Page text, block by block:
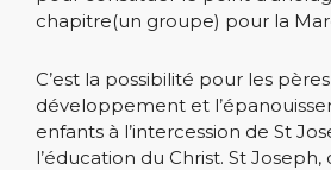
chapitre(un groupe) pour la
C’est la possibilité pour les
développement et
enfants à l’intercession de St
l’éducation du Christ. St Joseph,